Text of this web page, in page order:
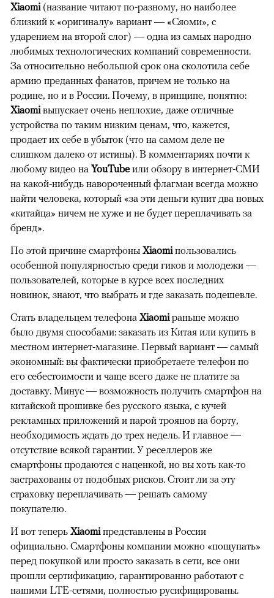
Xiaomi(название читают по-разному, но наиболее
близкий к «оригиналу» вариант — «Сяоми», с
ударением на второй слог) — одна из самых народно
любимых технологических компаний современности.
За относительно небольшой срок она сколотила себе
армию преданных фанатов, причем не только на
родине, но и в России. Почему, в принципе, понятно:
Xiaomiвыпускает очень неплохие, даже отличные
устройства по таким низким ценам, что, кажется,
продает их себе в убыток (что на самом деле не
слишком далеко от истины). В комментариях почти к
любому видео на YouTubeили обзору в интернет-СМИ
на какой-нибудь навороченный флагман всегда можно
найти человека, который «за эти деньги купит два новых
«китайца» ничем не хуже и не будет переплачивать за
бренд».
По этой причине смартфоны Xiaomiпользовались
особенной популярностью среди гиков и молодежи —
пользователей, которые в курсе всех последних
новинок, знают, что выбрать и где заказать подешевле.
Стать владельцем телефона Xiaomiраньше можно
было двумя способами: заказать из Китая или купить в
местном интернет-магазине. Первый вариант — самый
экономный: вы фактически приобретаете телефон по
его себестоимости и чаще всего даже не платите за
доставку. Минус — возможность получить смартфон на
китайской прошивке без русского языка, с кучей
рекламных приложений и парой троянов на борту,
необходимость ждать до трех недель. И главное —
отсутствие всякой гарантии. У реселлеров же
смартфоны продаются с наценкой, но вы хоть как-то
застрахованы от подобных рисков. Стоит ли за эту
страховку переплачивать — решать самому
покупателю.
И вот теперь Xiaomiпредставлены в России
официально. Смартфоны компании можно «пощупать»
перед покупкой или просто заказать в сети, все они
прошли сертификацию, гарантированно работают с
нашими LTE-сетями, полностью русифицированы.